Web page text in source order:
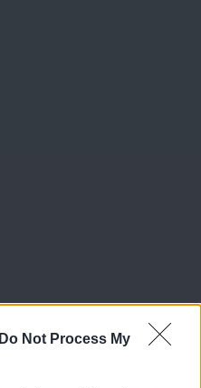
Do Not Process My